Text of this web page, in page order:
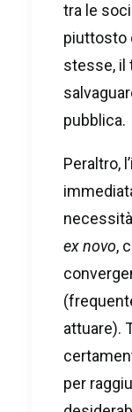
tra le
piuttosto
stesse, il
pubblica.
Peraltro,
ex novo,
attuare).
per